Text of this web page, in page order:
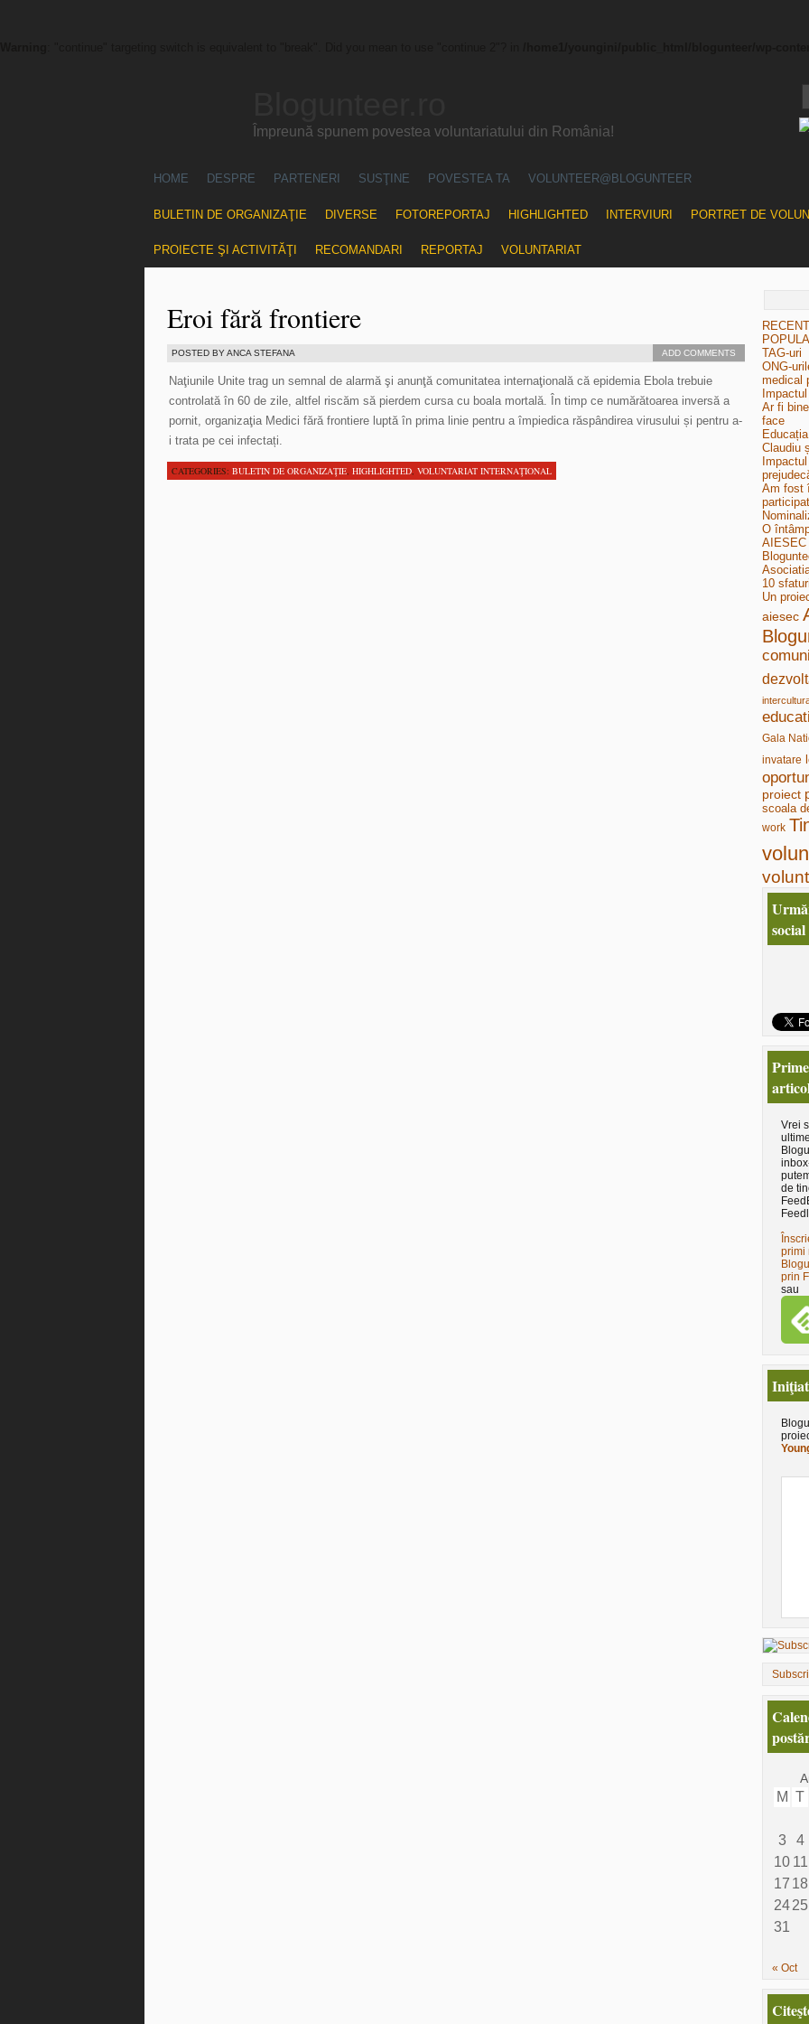
Împreună spunem povestea voluntariatului din România!
HOME DESPRE PARTENERI SUSŢINE POVESTEA TA VOLUNTEER@BLOGUNTEER
BULETIN DE ORGANIZAŢIE DIVERSE FOTOREPORTAJ HIGHLIGHTED INTERVIURI PORTRET DE
PROIECTE ŞI ACTIVITĂŢI RECOMANDARI REPORTAJ VOLUNTARIAT
Eroi fără frontiere
POSTED BY ANCA STEFANA ADD COMMENTS
Naţiunile Unite trag un semnal de alarmă şi anunţă comunitatea internaţională că epidemia Ebola trebuie
controlată în 60 de zile, altfel riscăm să pierdem cursa cu boala mortală. În timp ce numărătoarea inversă a
pornit, organizaţia Medici fără frontiere luptă în prima linie pentru a împiedica răspândirea virusului și pentru a-
i trata pe cei infectați.
CATEGORIES: BULETIN DE ORGANIZAŢIE, HIGHLIGHTED, VOLUNTARIAT INTERNAŢIONAL
TAG-uri
ONG-
medical
Ar fi
face
Claudiu
Am fost
O
AIESEC
10
Un
aiesec
Gala
invatare
proiect
scoala
work
Vrei
de
primi
prin
sau
M T
3
4
10 11
17 18
2425
31
« Oct